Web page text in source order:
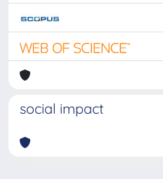
social impact